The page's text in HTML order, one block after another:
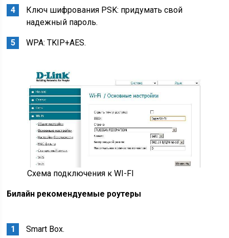
Ключ шифрования PSK: придумать свой
надежный пароль.
WPA: TKIP+AES.
Схема подключения к WI-FI
Билайн рекомендуемые роутеры
Smart Box.